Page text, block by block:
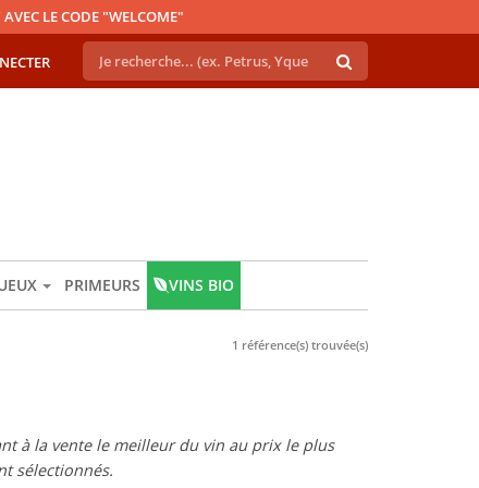
LE CODE "WELCOME"
PRIMEURS VINS BIO
1 référence(s) trouvée(s)
à la vente le meilleur du vin au prix le plus
sélectionnés.